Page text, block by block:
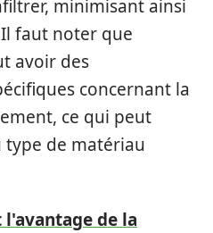
minimisant ainsi
faut noter que
avoir des
concernant la
ce qui peut
de matériau
l'avantage de la